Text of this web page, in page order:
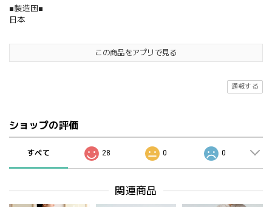
■製造国■
日本
この商品をアプリで見る
通報する
ショップの評価
すべて 28 0 0
関連商品